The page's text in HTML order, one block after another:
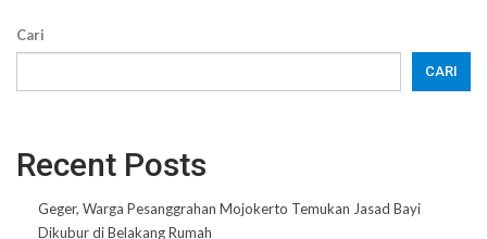
Cari
CARI
Recent Posts
Geger, Warga Pesanggrahan Mojokerto Temukan Jasad Bayi
Dikubur di Belakang Rumah